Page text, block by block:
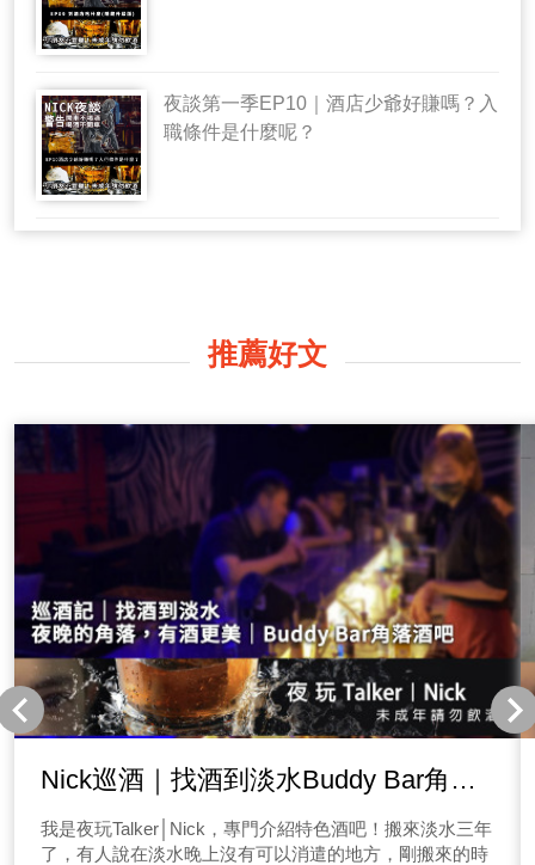
夜談第一季EP10｜酒店少爺好賺嗎？入
職條件是什麼呢？
推薦好文
Nick巡酒｜找酒到淡水Buddy Bar角落
酒吧
我是夜玩Talker│Nick，專門介紹特色酒吧！搬來淡水三年
了，有人說在淡水晚上沒有可以消遣的地方，剛搬來的時